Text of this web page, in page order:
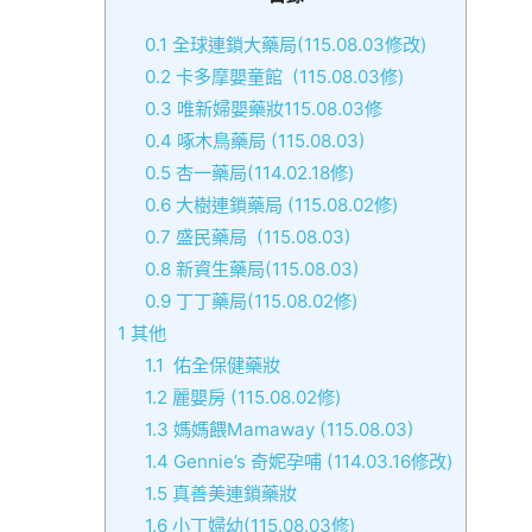
0.1 全球連鎖大藥局(115.08.03修改)
0.2 卡多摩嬰童館 (115.08.03修)
0.3 唯新婦嬰藥妝115.08.03修
0.4 啄木鳥藥局 (115.08.03)
0.5杏一藥局(114.02.18修)
0.6大樹連鎖藥局 (115.08.02修)
0.7 盛民藥局 (115.08.03)
0.8新資生藥局(115.08.03)
0.9丁丁藥局(115.08.02修)
1 其他
1.1 佑全保健藥妝
1.2 麗嬰房 (115.08.02修)
1.3 媽媽餵Mamaway (115.08.03)
1.4 Gennie’s 奇妮孕哺 (114.03.16修改)
1.5真善美連鎖藥妝
1.6小丁婦幼(115.08.03修)